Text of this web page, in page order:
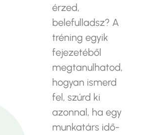
érzed,
belefulladsz? A
tréning egyik
fejezetéből
megtanulhatod,
hogyan ismerd
fel, szúrd ki
azonnal, ha egy
munkatárs idő-